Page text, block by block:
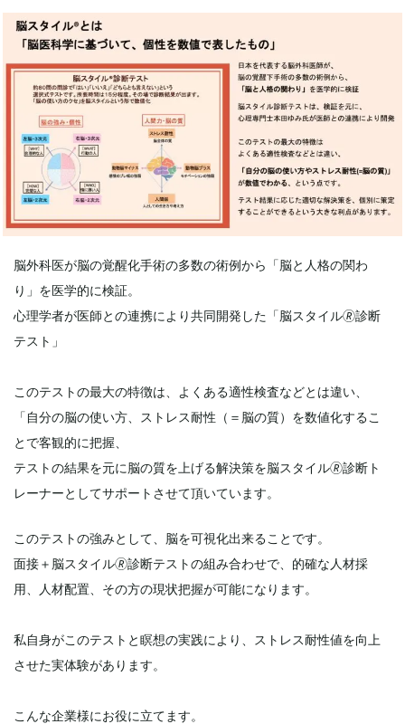
脳外科医が脳の覚醒化手術の多数の術例から「脳と人格の関わ
り」を医学的に検証。
心理学者が医師との連携により共同開発した「脳スタイル🄬診断
テスト」
このテストの最大の特徴は、よくある適性検査などとは違い、
「自分の脳の使い方、ストレス耐性（＝脳の質）を数値化するこ
とで客観的に把握、
テストの結果を元に脳の質を上げる解決策を脳スタイル🄬診断ト
レーナーとしてサポートさせて頂いています。
このテストの強みとして、脳を可視化出来ることです。
面接＋脳スタイル🄬診断テストの組み合わせで、的確な人材採
用、人材配置、その方の現状把握が可能になります。
私自身がこのテストと瞑想の実践により、ストレス耐性値を向上
させた実体験があります。
こんな企業様にお役に立てます。